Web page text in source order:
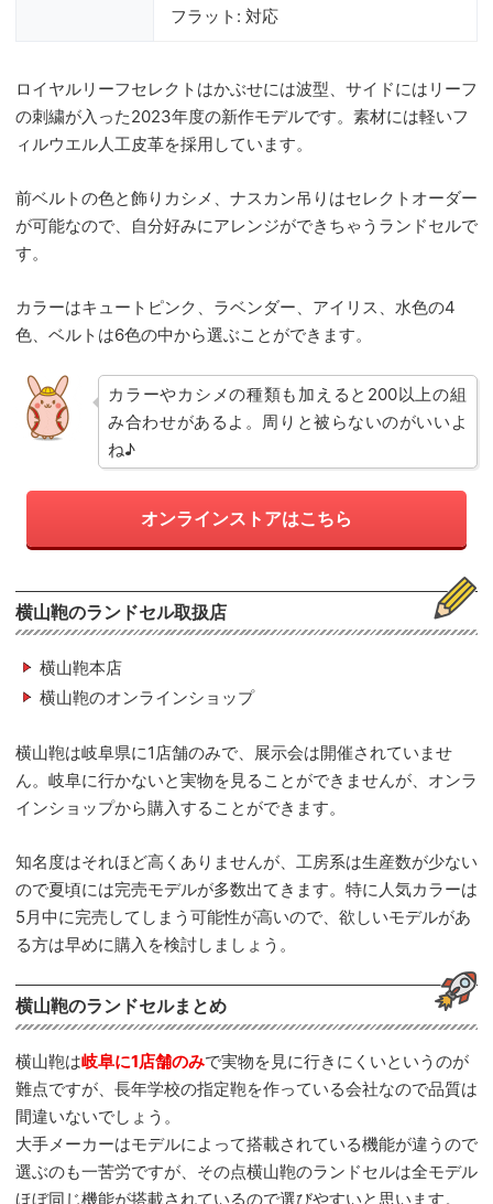
フラット: 対応
ロイヤルリーフセレクトはかぶせには波型、サイドにはリーフ
の刺繍が入った2023年度の新作モデルです。素材には軽いフ
ィルウエル人工皮革を採用しています。
前ベルトの色と飾りカシメ、ナスカン吊りはセレクトオーダー
が可能なので、自分好みにアレンジができちゃうランドセルで
す。
カラーはキュートピンク、ラベンダー、アイリス、水色の4
色、ベルトは6色の中から選ぶことができます。
カラーやカシメの種類も加えると200以上の組
み合わせがあるよ。周りと被らないのがいいよ
ね♪
オンラインストアはこちら
横山鞄のランドセル取扱店
横山鞄本店
横山鞄のオンラインショップ
横山鞄は岐阜県に1店舗のみで、展示会は開催されていませ
ん。岐阜に行かないと実物を見ることができませんが、オンラ
インショップから購入することができます。
知名度はそれほど高くありませんが、工房系は生産数が少ない
ので夏頃には完売モデルが多数出てきます。特に人気カラーは
5月中に完売してしまう可能性が高いので、欲しいモデルがあ
る方は早めに購入を検討しましょう。
横山鞄のランドセルまとめ
横山鞄は岐阜に1店舗のみで実物を見に行きにくいというのが
難点ですが、長年学校の指定鞄を作っている会社なので品質は
間違いないでしょう。
大手メーカーはモデルによって搭載されている機能が違うので
選ぶのも一苦労ですが、その点横山鞄のランドセルは全モデル
ほぼ同じ機能が搭載されているので選びやすいと思います。